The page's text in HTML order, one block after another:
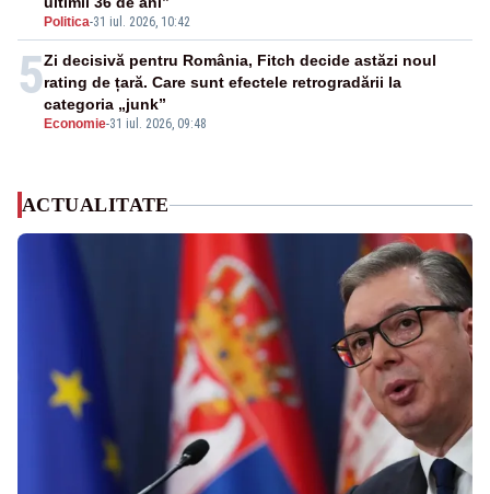
Politica-31 iul. 2026, 10:42
5
Economie-31 iul. 2026, 09:48
Zi decisivă pentru România, Fitch decide astăzi noul
rating de țară. Care sunt efectele retrogradării la
categoria „junk”
ACTUALITATE